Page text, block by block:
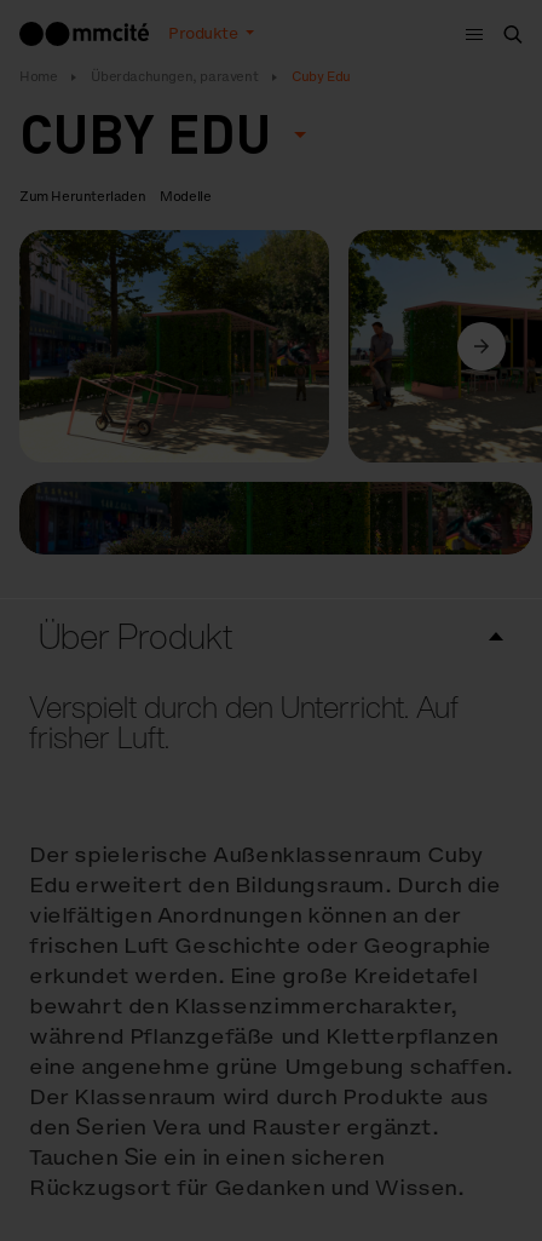
Produkte
Menu
Home Überdachungen, paravent Cuby Edu
CUBY EDU
Zum Herunterladen Modelle
Vorige Weiter
Über Produkt
Verspielt durch den Unterricht. Auf
frisher Luft.
Der spielerische Außenklassenraum Cuby
Edu erweitert den Bildungsraum. Durch die
vielfältigen Anordnungen können an der
frischen Luft Geschichte oder Geographie
erkundet werden. Eine große Kreidetafel
bewahrt den Klassenzimmercharakter,
während Pflanzgefäße und Kletterpflanzen
eine angenehme grüne Umgebung schaffen.
Der Klassenraum wird durch Produkte aus
den Serien Vera und Rauster ergänzt.
Tauchen Sie ein in einen sicheren
Rückzugsort für Gedanken und Wissen.